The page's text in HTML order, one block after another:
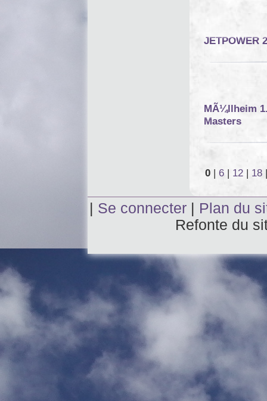
JETPOWER
MÃ¼llheim
Masters
0| 6| 12| 18
Se connecter
Plan du
Refonte du